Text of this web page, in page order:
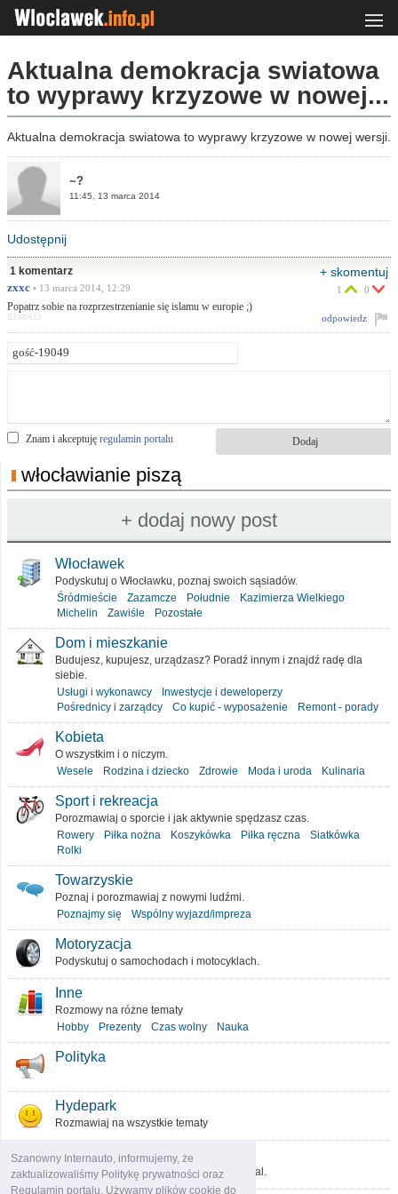
Szanowny Internauto, informujemy, że
zaktualizowaliśmy Politykę prywatności oraz
Regulamin portalu. Używamy plików cookie do
Aktualna demokracja swiatowa
to wyprawy krzyzowe w nowej...
Aktualna demokracja swiatowa to wyprawy krzyzowe w nowej wersji.
~?
11:45, 13 marca 2014
Udostępnij
1 komentarz + skomentuj
zxxc • 13 marca 2014, 12:29
Popatrz sobie na rozprzestrzenianie się islamu w europie ;)
1 0
odpowiedz
ID:60433
Znam i akceptuję regulamin portalu
włocławianie piszą
Włocławek
Podyskutuj o Włocławku, poznaj swoich sąsiadów.
Śródmieście
Zazamcze Południe
Kazimierza Wielkiego
Michelin
Zawiśle Pozostałe
Dom i mieszkanie
Budujesz, kupujesz, urządzasz? Poradź innym i znajdź radę dla
siebie.
Usługi i wykonawcy
Inwestycje i deweloperzy
Pośrednicy i zarządcy
Co kupić - wyposażenie Remont - porady
Kobieta
O wszystkim i o niczym.
Wesele
Rodzina i dziecko Zdrowie Moda i uroda Kulinaria
Sport i rekreacja
Porozmawiaj o sporcie i jak aktywnie spędzasz czas.
Rowery
Piłka nożna Koszykówka Piłka ręczna
Siatkówka
Rolki
Towarzyskie
Poznaj i porozmawiaj z nowymi ludźmi.
Poznajmy się
Wspólny wyjazd/impreza
Motoryzacja
Podyskutuj o samochodach i motocyklach.
Inne
Rozmowy na różne tematy
Hobby
Prezenty Czas wolny Nauka
Polityka
Hydepark
Rozmawiaj na wszystkie tematy
O portalu
Podziel się pomysłami, które ulepszą portal.